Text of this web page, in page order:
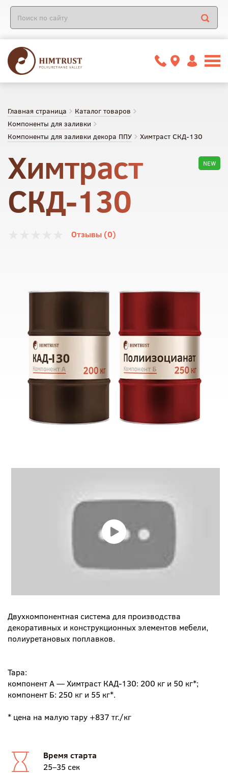
Главная страница
Каталог товаров
Компоненты для заливки
Компоненты для заливки декора ППУ
Химтраст СКД-130
Химтраст
СКД-130
NEW
Отзывы (0)
Двухкомпонентная система для производства
декоративных и конструкционных элементов мебели,
полиуретановых поплавков.
Тара:
компонент A — Химтраст КАД-130: 200 кг и 50 кг*;
компонент Б: 250 кг и 55 кг*.
* цена на малую тару +837 тг./кг
Время старта
25–35 сек